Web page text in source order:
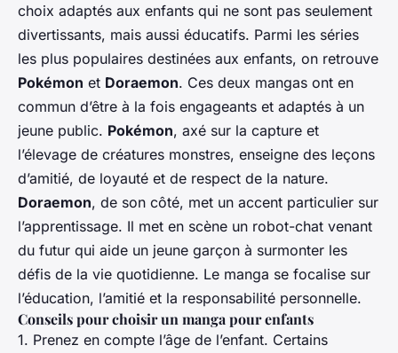
choix adaptés aux enfants qui ne sont pas seulement
divertissants, mais aussi éducatifs. Parmi les séries
les plus populaires destinées aux enfants, on retrouve
Pokémon et Doraemon. Ces deux mangas ont en
commun d’être à la fois engageants et adaptés à un
jeune public. Pokémon, axé sur la capture et
l’élevage de créatures monstres, enseigne des leçons
d’amitié, de loyauté et de respect de la nature.
Doraemon, de son côté, met un accent particulier sur
l’apprentissage. Il met en scène un robot-chat venant
du futur qui aide un jeune garçon à surmonter les
défis de la vie quotidienne. Le manga se focalise sur
l’éducation, l’amitié et la responsabilité personnelle.
Conseils pour choisir un manga pour enfants
1. Prenez en compte l’âge de l’enfant. Certains